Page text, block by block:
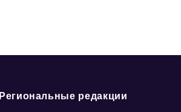
Региональные редакции